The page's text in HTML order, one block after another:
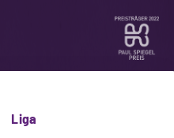
Liga